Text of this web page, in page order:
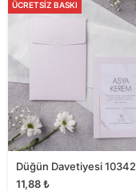
ÜCRETSIZ BASKI
Düğün Davetiyesi 10342
11,88₺